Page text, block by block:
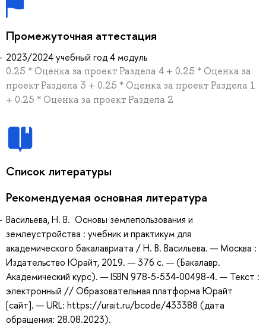
Промежуточная аттестация
2023/2024 учебный год 4 модуль
0.25 * Оценка за проект Раздела 4 + 0.25 * Оценка за
проект Раздела 3 + 0.25 * Оценка за проект Раздела 1
+ 0.25 * Оценка за проект Раздела 2
Список литературы
Рекомендуемая основная литература
Васильева, Н. В. Основы землепользования и
землеустройства : учебник и практикум для
академического бакалавриата / Н. В. Васильева. — Москва :
Издательство Юрайт, 2019. — 376 с. — (Бакалавр.
Академический курс). — ISBN 978-5-534-00498-4. — Текст :
электронный // Образовательная платформа Юрайт
[сайт]. — URL: https://urait.ru/bcode/433388 (дата
обращения: 28.08.2023).